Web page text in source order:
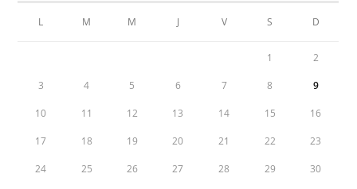
L M M J V S D
1 2
3 4 5 6 7 8 9
10 11 12 13 14 15 16
17 18 19 20 21 22 23
24 25 26 27 28 29 30